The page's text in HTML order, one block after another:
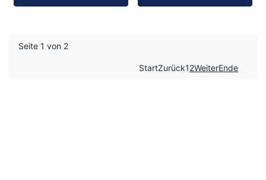
Seite 1 von 2
StartZurück12WeiterEnde